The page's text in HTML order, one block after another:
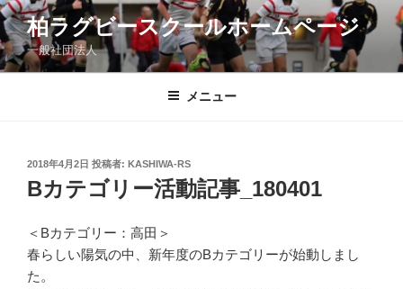
コ
ン
テ
ン
柏ラグビースクールホームページ
一般社団法人
メニュー
投
稿
日:
2018年4月2日 投稿者: KASHIWA-RS
Bカテゴリー活動記事_180401
＜Bカテゴリー：高田＞
春らしい陽気の中、新年度のBカテゴリーが始動しまし
た。